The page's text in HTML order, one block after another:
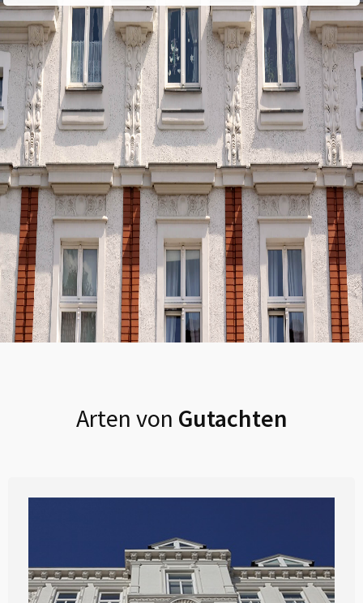
Arten von Gutachten